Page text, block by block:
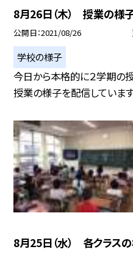
8月26日（木） 授業の様
公開日 2021/08/26
学校の様子
今日から本格的に２学期の
授業の様子を配信していま
8月25日（水） 各クラスの